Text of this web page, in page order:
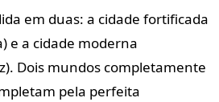
em duas: a cidade fortificada
e a cidade moderna
Dois mundos completamente
pela perfeita